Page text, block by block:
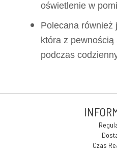
oświetlenie w
Polecana również
która z
podczas
Czas